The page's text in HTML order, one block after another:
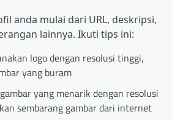
anda mulai dari URL, deskripsi,
lainnya. Ikuti tips ini:
logo dengan resolusi tinggi,
yang buram
yang menarik dengan resolusi
sembarang gambar dari internet